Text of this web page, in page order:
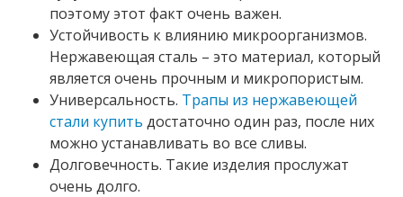
поэтому этот факт очень важен.
Устойчивость к влиянию микроорганизмов.
Нержавеющая сталь – это материал, который
является очень прочным и микропористым.
Универсальность. Трапы из нержавеющей
стали купить достаточно один раз, после них
можно устанавливать во все сливы.
Долговечность. Такие изделия прослужат
очень долго.